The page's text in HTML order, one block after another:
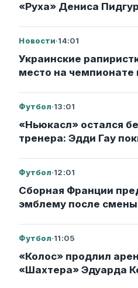
«Руха» Дениса
Новости·14:01
Украинские
место на чемпионате
Футбол·13:01
«Ньюкасл» остался
тренера: Эдди Гау
Футбол·12:01
Сборная Франции
эмблему после смены
Футбол·11:05
«Колос» продлил
«Шахтера» Эдуарда